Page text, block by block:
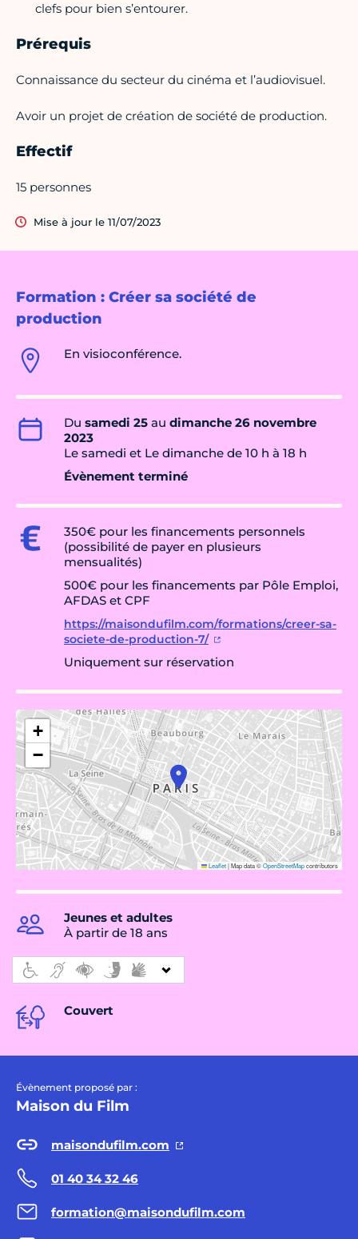
Formation : Créer sa société de
production
En visioconférence.
Du samedi 25 au dimanche 26 novembre
2023
Le samedi et Le dimanche de 10 h à 18 h
Évènement terminé
350€ pour les financements personnels
(possibilité de payer en plusieurs
mensualités)
500€ pour les financements par Pôle Emploi,
AFDAS et CPF
https://maisondufilm.com/formations/creer-sa-
societe-de-production-7/
Uniquement sur réservation
+
−
Leaflet|Map data ©OpenStreetMapcontributors
Jeunes et adultes
À partir de 18 ans
Couvert
Évènement proposé par :
Maison du Film
maisondufilm.com
01 40 34 32 46
formation@maisondufilm.com
clefs pour bien s’entourer.
Prérequis
Connaissance du secteur du cinéma et l’audiovisuel.
Avoir un projet de création de société de production.
Effectif
15 personnes
Mise à jour le 11/07/2023